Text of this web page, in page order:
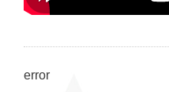
error